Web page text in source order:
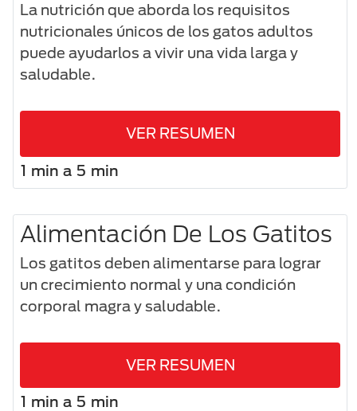
La nutrición que aborda los requisitos
nutricionales únicos de los gatos adultos
puede ayudarlos a vivir una vida larga y
saludable.
VER RESUMEN
1 min a 5 min
Alimentación De Los Gatitos
Los gatitos deben alimentarse para lograr
un crecimiento normal y una condición
corporal magra y saludable.
VER RESUMEN
1 min a 5 min